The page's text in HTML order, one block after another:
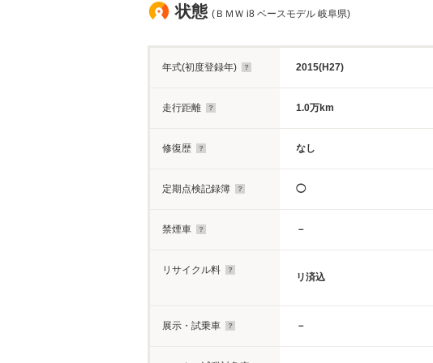
状態 (ＢＭＷ i8 ベースモデル 岐阜県)
年式(初度登録年) 2015(H27)
走行距離 1.0万km
修復歴 なし
定期点検記録簿 ◯
禁煙車 －
リサイクル料
リ済込
展示・試乗車 －